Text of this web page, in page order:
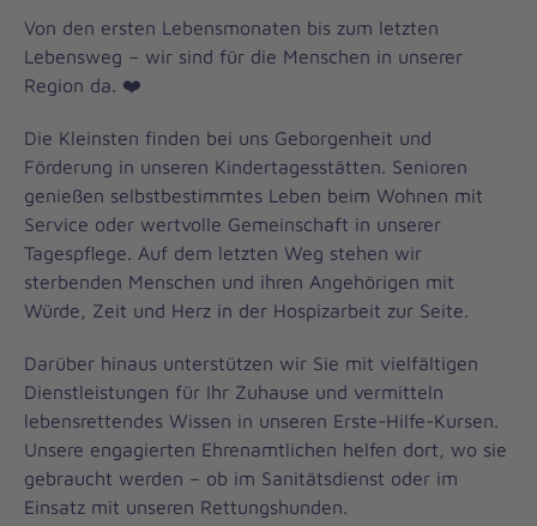
Von den ersten Lebensmonaten bis zum letzten
Lebensweg – wir sind für die Menschen in unserer
Region da. ❤️
Die Kleinsten finden bei uns Geborgenheit und
Förderung in unseren Kindertagesstätten. Senioren
genießen selbstbestimmtes Leben beim Wohnen mit
Service oder wertvolle Gemeinschaft in unserer
Tagespflege. Auf dem letzten Weg stehen wir
sterbenden Menschen und ihren Angehörigen mit
Würde, Zeit und Herz in der Hospizarbeit zur Seite.
Darüber hinaus unterstützen wir Sie mit vielfältigen
Dienstleistungen für Ihr Zuhause und vermitteln
lebensrettendes Wissen in unseren Erste-Hilfe-Kursen.
Unsere engagierten Ehrenamtlichen helfen dort, wo sie
gebraucht werden – ob im Sanitätsdienst oder im
Einsatz mit unseren Rettungshunden.